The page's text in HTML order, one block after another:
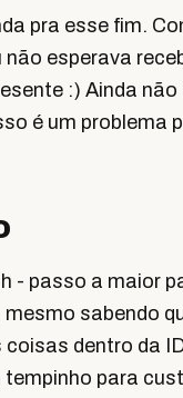
pra esse fim.
não esperava
:) Ainda não
é um problema
- passo a maior
sabendo
coisas dentro da
tempinho para